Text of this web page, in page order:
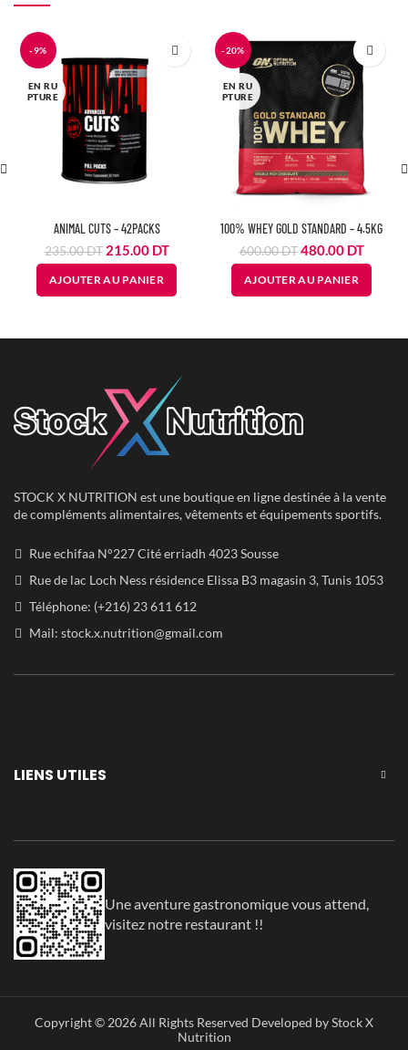
-9%
EN RU
PTURE
ANIMAL CUTS – 42PACKS
235.00DT Le
prix
initial
était :
DT.
215.00DTLe
prix
est :
DT.
AJOUTER AU PANIER
-20%
EN RU
PTURE
100% WHEY GOLD STANDARD – 4.5KG
600.00DT Le
prix
initial
était :
DT.
480.00DTLe
prix
est :
DT.
AJOUTER AU PANIER
STOCK X NUTRITION est une boutique en ligne destinée à la vente
de compléments alimentaires, vêtements et équipements sportifs.
Rue echifaa N°227 Cité erriadh 4023 Sousse
Rue de lac Loch Ness résidence Elissa B3 magasin 3, Tunis 1053
Téléphone: (+216) 23 611 612
Mail: stock.x.nutrition@gmail.com
LIENS UTILES
Une aventure gastronomique vous attend,
visitez notre restaurant !!
Copyright © 2026 All Rights Reserved Developed by Stock X
Nutrition